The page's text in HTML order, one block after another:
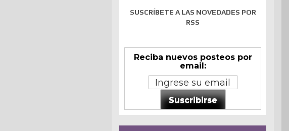
SUSCRÍBETE A LAS NOVEDADES POR
RSS
Reciba nuevos posteos por
email:
Suscribirse